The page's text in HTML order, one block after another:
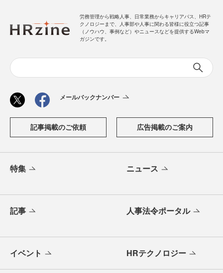
労務管理から戦略人事、日常業務からキャリアパス、HRテ
クノロジーまで、人事部や人事に関わる皆様に役立つ記事
（ノウハウ、事例など）やニュースなどを提供するWebマ
ガジンです。
メールバックナンバー
記事掲載のご依頼 広告掲載のご案内
特集 ニュース
記事 人事法令ポータル
イベント HRテクノロジー